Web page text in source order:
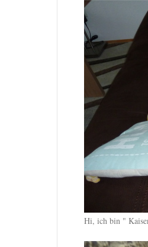
Hi, ich bin "